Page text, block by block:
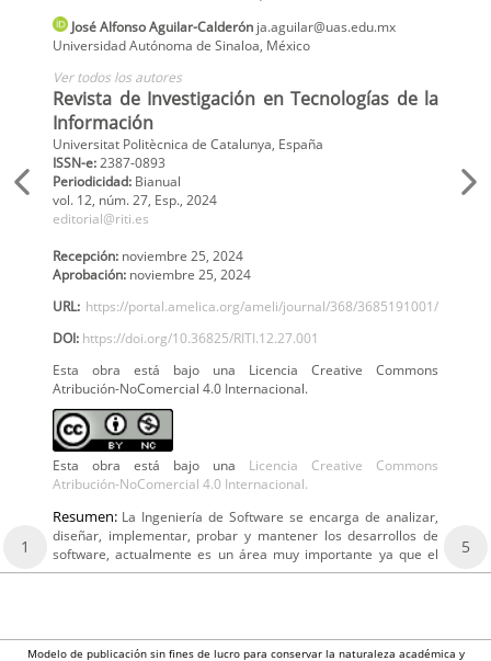
José AlfonsoAguilar-Calderón ja.aguilar@uas.edu.mx
Universidad Autónoma de Sinaloa, México
Ver todos los autores
Revista de Investigación en Tecnologías de la
Información
Universitat Politècnica de Catalunya, España
ISSN-e:2387-0893
Periodicidad: Bianual
vol. 12,
núm. 27, Esp., 2024
editorial@riti.es
Recepción:
noviembre 25, 2024
Aprobación:
noviembre 25, 2024
URL: https://portal.amelica.org/ameli/journal/368/3685191001/
DOI: https://doi.org/10.36825/RITI.12.27.001
Esta obra está bajo una Licencia Creative Commons
Atribución-NoComercial 4.0 Internacional.
Esta obra está bajo una Licencia Creative Commons
Atribución-NoComercial 4.0 Internacional.
Resumen: La Ingeniería de Software se encarga de analizar,
diseñar, implementar, probar y mantener los desarrollos de
software, actualmente es un área muy importante ya que el
1 5
Modelo de publicación sin fines de lucro para conservar la naturaleza académica y